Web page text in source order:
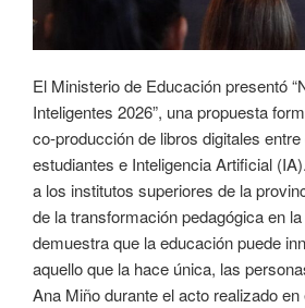
El Ministerio de Educación presentó
Inteligentes 2026”, una propuesta
co-producción de libros digitales
estudiantes e Inteligencia Artificial
a los institutos superiores de la
de la transformación pedagógica en
demuestra que la educación puede
aquello que la hace única, las
Ana Miño durante el acto realizado